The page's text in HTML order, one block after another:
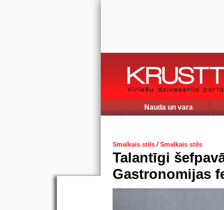
Nauda un vara
Smalkais stils /Smalkais stils
Talantīgi
Gastronomijas